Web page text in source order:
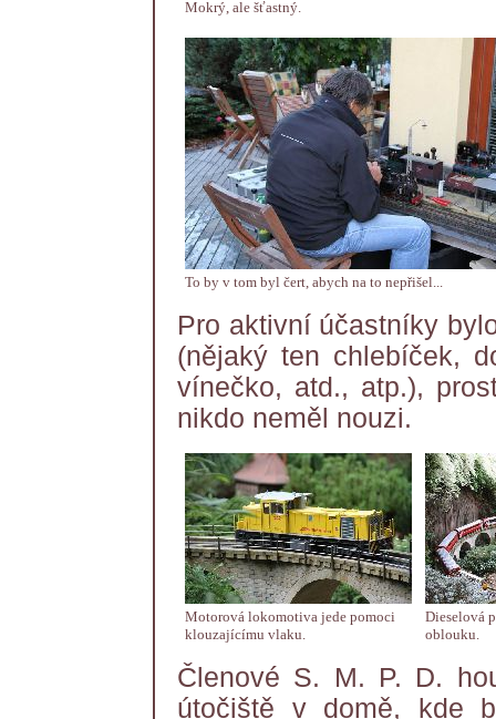
Mokrý, ale šťastný.
To by v tom byl čert, abych na to nepřišel...
Pro aktivní účastníky
(nějaký ten chlebíček,
vínečko, atd., atp.),
nikdo neměl nouzi.
Motorová lokomotiva jede pomoci
klouzajícímu vlaku.
Dieselová
oblouku.
Členové S. M. P. D.
útočiště v domě, kde